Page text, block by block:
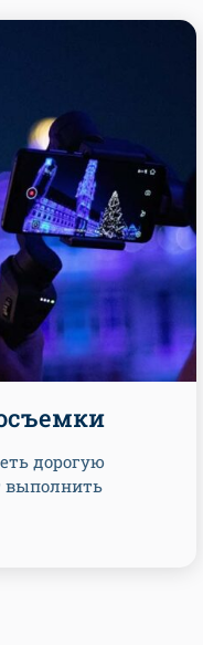
дорогую
выполнить